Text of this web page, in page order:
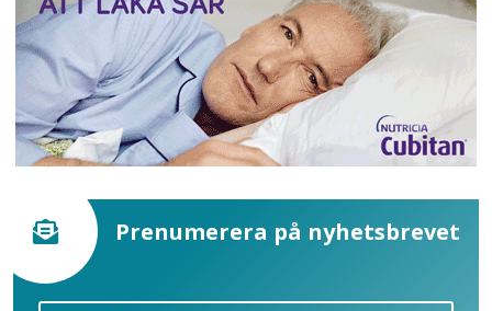
Prenumerera på nyhetsbrevet